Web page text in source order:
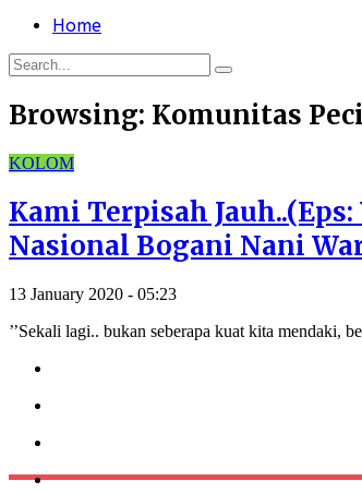
Home
Browsing: Komunitas
KOLOM
Kami Terpisah
Nasional Bogani Nani
13 January 2020 - 05:23
’’Sekali lagi.. bukan seberapa kuat kita mendaki,